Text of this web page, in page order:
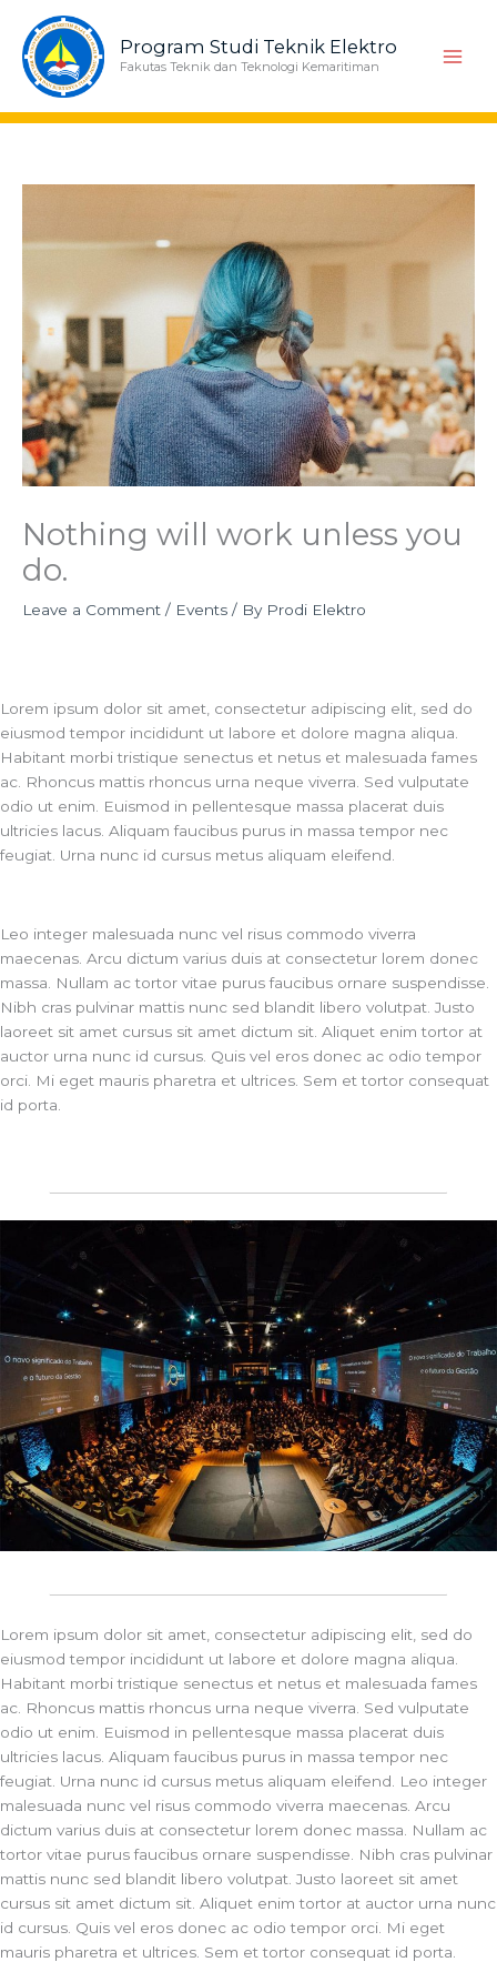
content
Program Studi Teknik Elektro
Fakutas Teknik dan Teknologi Kemaritiman
Nothing will work unless you
do.
Leave a Comment / Events / By Prodi Elektro
Lorem ipsum dolor sit amet, consectetur adipiscing elit, sed do
eiusmod tempor incididunt ut labore et dolore magna aliqua.
Habitant morbi tristique senectus et netus et malesuada fames
ac. Rhoncus mattis rhoncus urna neque viverra. Sed vulputate
odio ut enim. Euismod in pellentesque massa placerat duis
ultricies lacus. Aliquam faucibus purus in massa tempor nec
feugiat. Urna nunc id cursus metus aliquam eleifend.
Leo integer malesuada nunc vel risus commodo viverra
maecenas. Arcu dictum varius duis at consectetur lorem donec
massa. Nullam ac tortor vitae purus faucibus ornare suspendisse.
Nibh cras pulvinar mattis nunc sed blandit libero volutpat. Justo
laoreet sit amet cursus sit amet dictum sit. Aliquet enim tortor at
auctor urna nunc id cursus. Quis vel eros donec ac odio tempor
orci. Mi eget mauris pharetra et ultrices. Sem et tortor consequat
id porta.
Lorem ipsum dolor sit amet, consectetur adipiscing elit, sed do
eiusmod tempor incididunt ut labore et dolore magna aliqua.
Habitant morbi tristique senectus et netus et malesuada fames
ac. Rhoncus mattis rhoncus urna neque viverra. Sed vulputate
odio ut enim. Euismod in pellentesque massa placerat duis
ultricies lacus. Aliquam faucibus purus in massa tempor nec
feugiat. Urna nunc id cursus metus aliquam eleifend. Leo integer
malesuada nunc vel risus commodo viverra maecenas. Arcu
dictum varius duis at consectetur lorem donec massa. Nullam ac
tortor vitae purus faucibus ornare suspendisse. Nibh cras pulvinar
mattis nunc sed blandit libero volutpat. Justo laoreet sit amet
cursus sit amet dictum sit. Aliquet enim tortor at auctor urna nunc
id cursus. Quis vel eros donec ac odio tempor orci. Mi eget
mauris pharetra et ultrices. Sem et tortor consequat id porta.